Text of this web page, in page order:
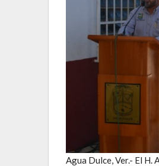
Agua Dulce, Ver.- El H.